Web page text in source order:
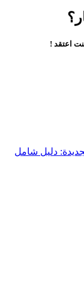
اعتقد !
دليل شامل